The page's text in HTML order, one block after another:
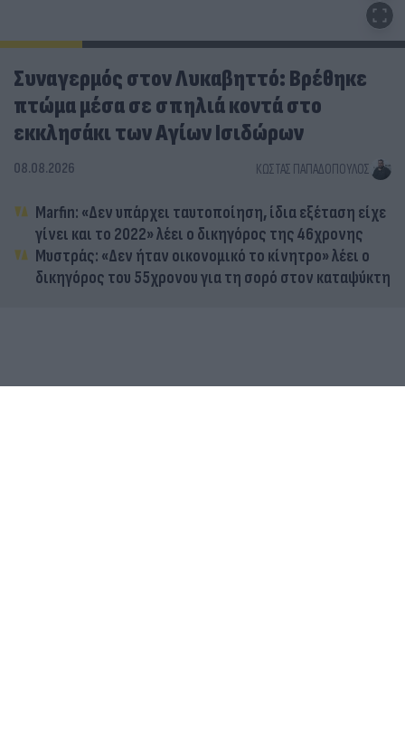
Συναγερμός στον Λυκαβηττό: Βρέθηκε
πτώμα μέσα σε σπηλιά κοντά στο
εκκλησάκι των Αγίων Ισιδώρων
08.08.2026 ΚΏΣΤΑΣ ΠΑΠΑΔΌΠΟΥΛΟΣ
Marfin: «Δεν υπάρχει ταυτοποίηση, ίδια εξέταση είχε
γίνει και το 2022» λέει ο δικηγόρος της 46χρονης
Μυστράς: «Δεν ήταν οικονομικό το κίνητρο» λέει ο
δικηγόρος του 55χρονου για τη σορό στον καταψύκτη